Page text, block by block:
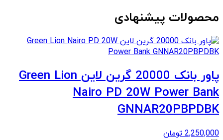
محصولات پیشنهادی
پاور بانک 20000 گرین لاین Green Lion
Nairo PD 20W Power Bank
GNNAR20PBPDBK
2,250,000 تومان